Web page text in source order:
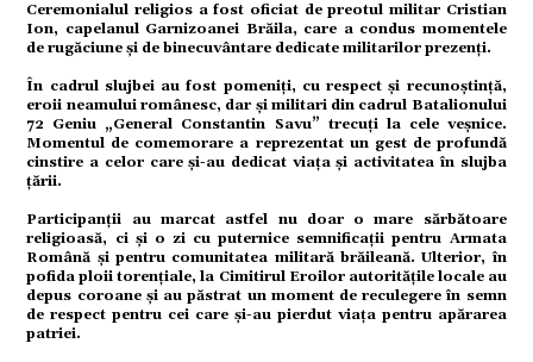
Ceremonialul religios a fost oficiat de preotul militar Cristian
Ion, capelanul Garnizoanei Brăila, care a condus momentele
de rugăciune și de binecuvântare dedicate militarilor prezenți.
În cadrul slujbei au fost pomeniți, cu respect și recunoștință,
eroii neamului românesc, dar și militari din cadrul Batalionului
72 Geniu „General Constantin Savu” trecuți la cele veșnice.
Momentul de comemorare a reprezentat un gest de profundă
cinstire a celor care și-au dedicat viața și activitatea în slujba
țării.
Participanții au marcat astfel nu doar o mare sărbătoare
religioasă, ci și o zi cu puternice semnificații pentru Armata
Română și pentru comunitatea militară brăileană. Ulterior, în
pofida ploii torențiale, la Cimitirul Eroilor autoritățile locale au
depus coroane și au păstrat un moment de reculegere în semn
de respect pentru cei care și-au pierdut viața pentru apărarea
patriei.